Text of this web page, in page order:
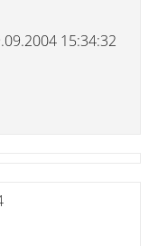
15:34:32